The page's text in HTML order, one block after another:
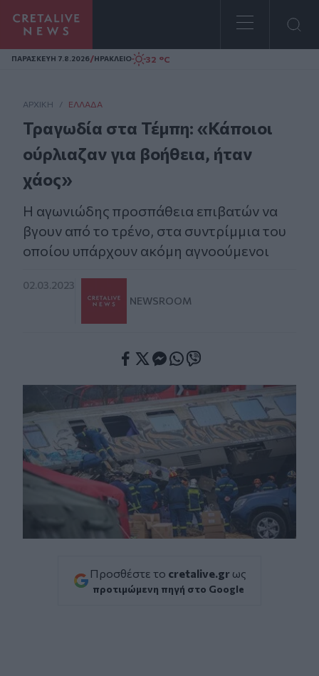
Homepage
ΠΑΡΑΣΚΕΥΗ 7.8.2026/ΗΡΑΚΛΕΙΟ 32 °C
ΑΡΧΙΚΗ / ΕΛΛΆΔΑ
Τραγωδία στα Τέμπη: «Κάποιοι
ούρλιαζαν για βοήθεια, ήταν
χάος»
Η αγωνιώδης προσπάθεια επιβατών να
βγουν από το τρένο, στα συντρίμμια του
οποίου υπάρχουν ακόμη αγνοούμενοι
02.03.2023
NEWSROOM
Προσθέστε το cretalive.gr ως
προτιμώμενη πηγή στο Google